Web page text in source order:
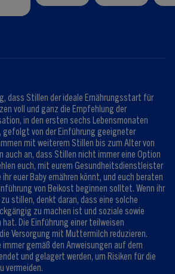
Club-Info
Registrieren/Anmelden
dass Stillen der ideale Ernährungsstart für
voll und ganz die Empfehlung der
in den ersten sechs Lebensmonaten
von der Einführung geeigneter
mit weiterem Stillen bis zum Alter von
auch an, dass Stillen nicht immer eine Option
euch, mit eurem Gesundheitsdienstleister
euer Baby ernähren könnt, und euch beraten
von Beikost beginnen solltet. Wenn ihr
stillen, denkt daran, dass eine solche
zu machen ist und soziale sowie
Die Einführung einer teilweisen
Versorgung mit Muttermilch reduzieren.
gemäß den Anweisungen auf dem
und gelagert werden, um Risiken für die
vermeiden.